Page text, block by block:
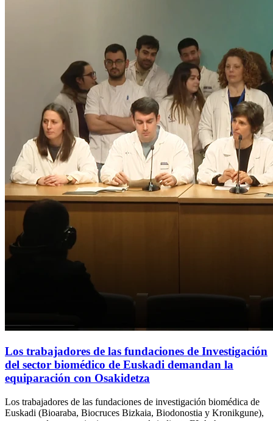
Los trabajadores de las fundaciones de Investigación
del sector biomédico de Euskadi demandan la
equiparación con Osakidetza
Los trabajadores de las fundaciones de investigación biomédica de
Euskadi (Bioaraba, Biocruces Bizkaia, Biodonostia y Kronikgune),